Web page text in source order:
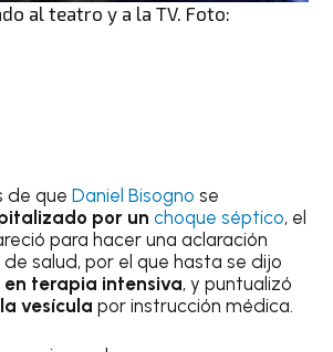
al teatro y a la TV. Foto:
de queDaniel Bisogno se
por unchoque séptico, el
para hacer una aclaración
salud, por el que hasta se dijo
en terapia intensiva, y puntualizó
vesícula por instrucción médica.